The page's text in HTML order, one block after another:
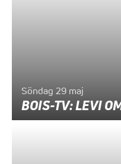
Söndag 29 maj
BOIS-TV: LEVI